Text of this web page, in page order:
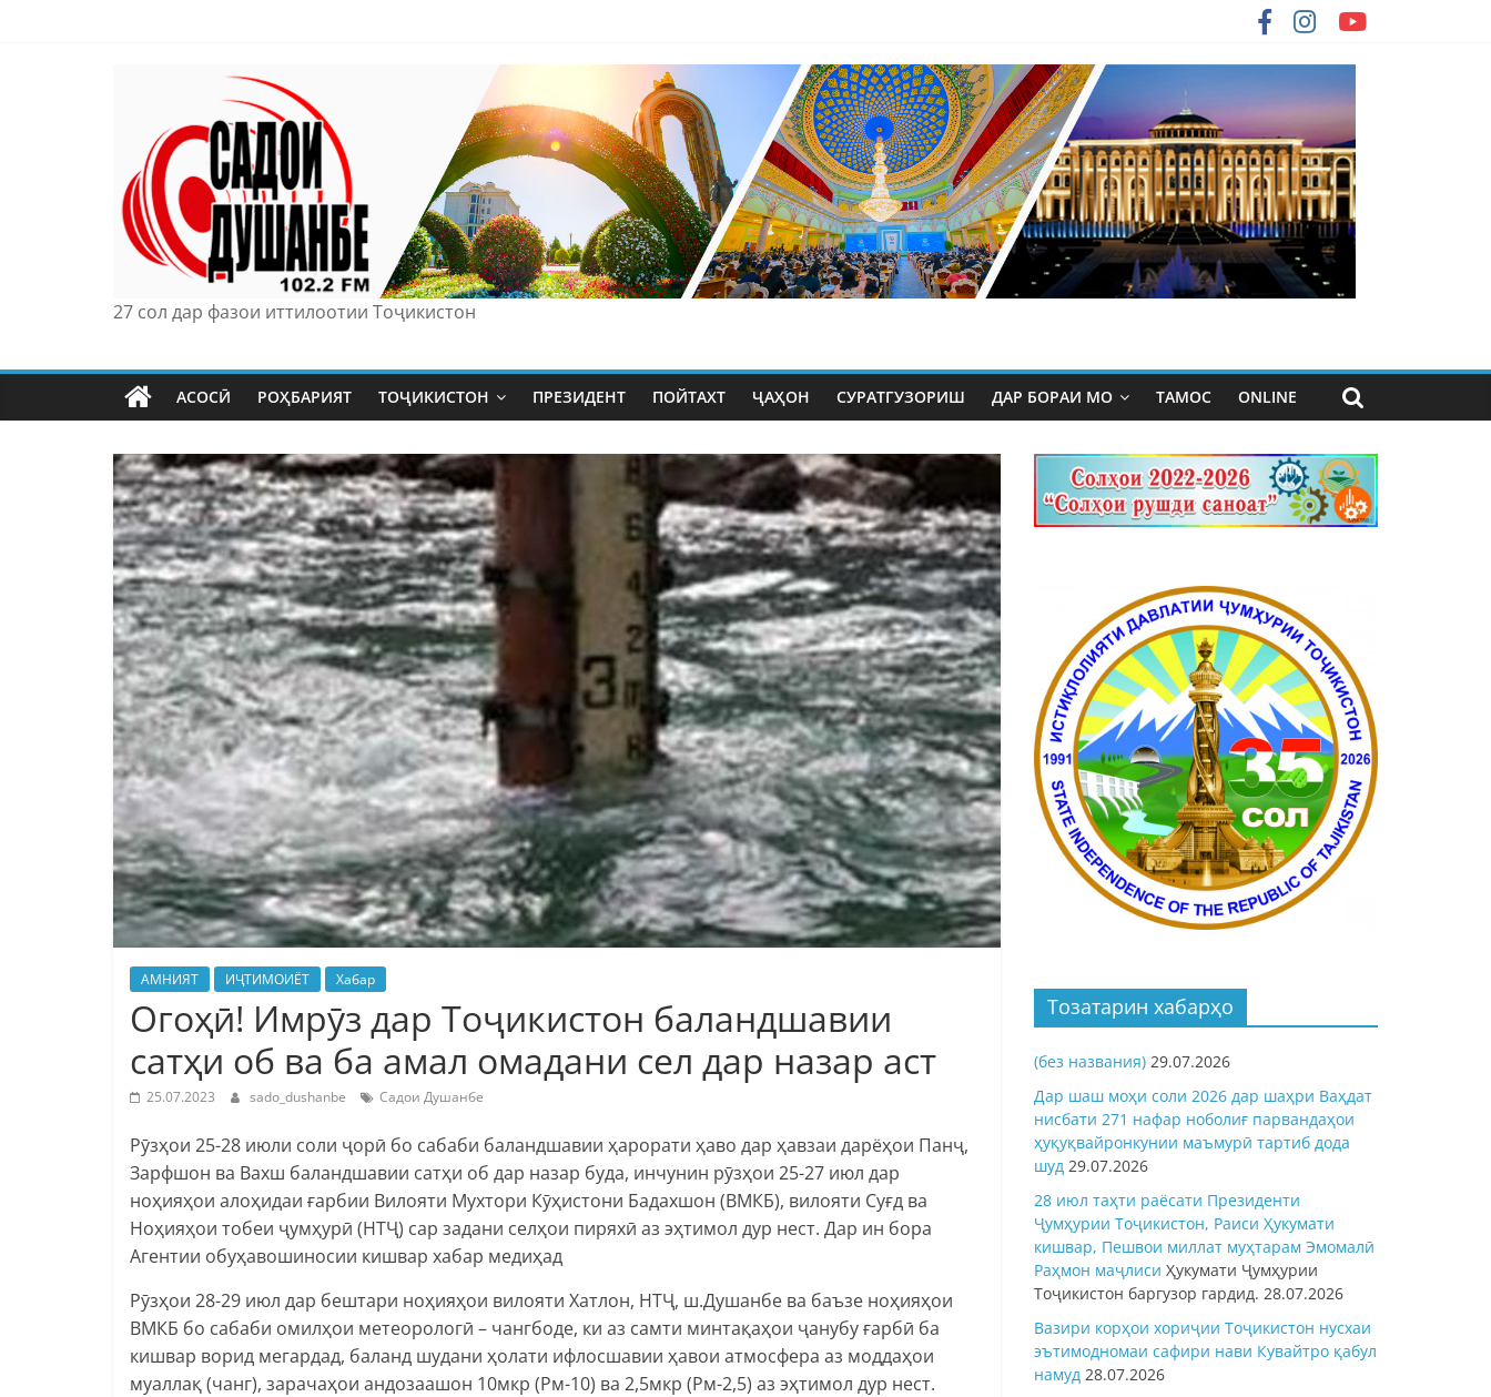
27 сол дар фазои иттилоотии Тоҷикистон
АСОСӢ РОҲБАРИЯТ ТОҶИКИСТОН ПРЕЗИДЕНТ ПОЙТАХТ ҶАҲОН СУРАТГУЗОРИШ ДАР БОРАИ МО ТАМОС ONLINE
АМНИЯТ ИҶТИМОИЁТ Хабар
Огоҳӣ! Имрӯз дар Тоҷикистон баландшавии
сатҳи об ва ба амал омадани сел дар назар аст
25.07.2023 sado_dushanbe Садои Душанбе
Рӯзҳои 25-28 июли соли ҷорӣ бо сабаби баландшавии ҳарорати ҳаво дар ҳавзаи дарёҳои Панҷ,
Зарфшон ва Вахш баландшавии сатҳи об дар назар буда, инчунин рӯзҳои 25-27 июл дар
ноҳияҳои алоҳидаи ғарбии Вилояти Мухтори Кӯҳистони Бадахшон (ВМКБ), вилояти Суғд ва
Ноҳияҳои тобеи ҷумҳурӣ (НТҶ) сар задани селҳои пиряхӣ аз эҳтимол дур нест. Дар ин бора
Агентии обуҳавошиносии кишвар хабар медиҳад
Рӯзҳои 28-29 июл дар бештари ноҳияҳои вилояти Хатлон, НТҶ, ш.Душанбе ва баъзе ноҳияҳои
ВМКБ бо сабаби омилҳои метеорологӣ – чангбоде, ки аз самти минтақаҳои ҷанубу ғарбӣ ба
кишвар ворид мегардад, баланд шудани ҳолати ифлосшавии ҳавои атмосфера аз моддаҳои
муаллақ (чанг), зарачаҳои андозаашон 10мкр (Рм-10) ва 2,5мкр (Рм-2,5) аз эҳтимол дур нест.
Тозатарин хабарҳо
(без названия) 29.07.2026
Дар шаш моҳи соли 2026 дар шаҳри Ваҳдат
нисбати 271 нафар ноболиғ парвандаҳои
ҳуқуқвайронкунии маъмурӣ тартиб дода
шуд 29.07.2026
28 июл таҳти раёсати Президенти
Ҷумҳурии Тоҷикистон, Раиси Ҳукумати
кишвар, Пешвои миллат муҳтарам Эмомалӣ
Раҳмон маҷлиси Ҳукумати Ҷумҳурии
Тоҷикистон баргузор гардид. 28.07.2026
Вазири корҳои хориҷии Тоҷикистон нусхаи
эътимодномаи сафири нави Кувайтро қабул
намуд 28.07.2026